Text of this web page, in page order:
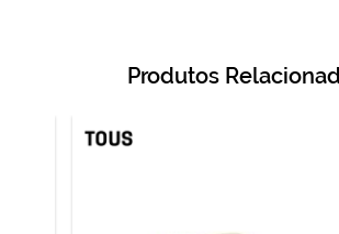
Produtos